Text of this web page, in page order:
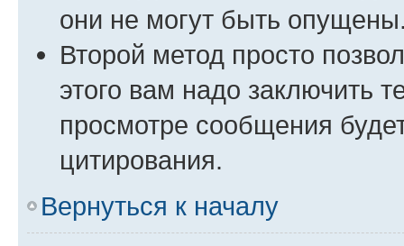
они не могут быть
Второй метод просто
этого вам надо заключить
просмотре сообщения
цитирования.
Вернуться к началу